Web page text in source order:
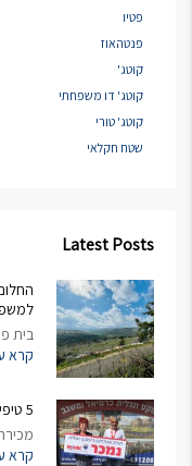
פטיו
פנטהאוז
קוטג'
קוטג' דו משפחתי
קוטג' טורי
שטח חקלאי
Latest Posts
בית
קרא
5 טיפים שיעזור לכם בתהליך מכירת דירה בכרמיאל
קרא